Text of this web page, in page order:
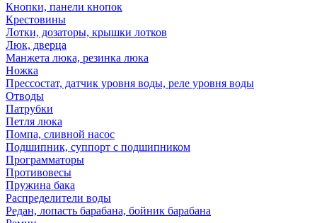
Кнопки, панели кнопок
Крестовины
Лотки, дозаторы, крышки лотков
Люк, дверца
Манжета люка, резинка люка
Ножка
Прессостат, датчик уровня воды, реле уровня воды
Отводы
Патрубки
Петля люка
Помпа, сливной насос
Подшипник, суппорт с подшипником
Программаторы
Противовесы
Пружина бака
Распределители воды
Редан, лопасть барабана, бойник барабана